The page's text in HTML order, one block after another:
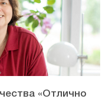
«Отлично